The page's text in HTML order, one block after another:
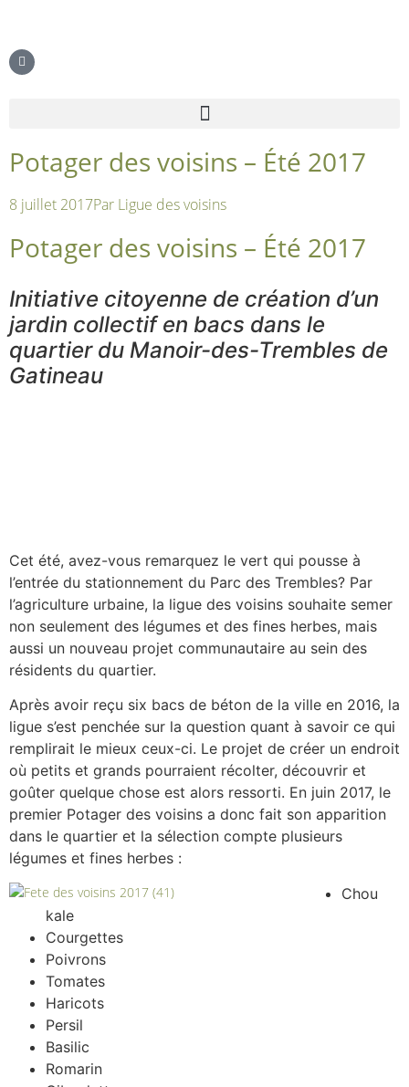
Potager des voisins – Été 2017
8 juillet 2017Par Ligue des voisins
Potager des voisins – Été 2017
Initiative citoyenne de création d’un
jardin collectif en bacs dans le
quartier du Manoir-des-Trembles de
Gatineau
Cet été, avez-vous remarquez le vert qui pousse à
l’entrée du stationnement du Parc des Trembles? Par
l’agriculture urbaine, la ligue des voisins souhaite semer
non seulement des légumes et des fines herbes, mais
aussi un nouveau projet communautaire au sein des
résidents du quartier.
Après avoir reçu six bacs de béton de la ville en 2016, la
ligue s’est penchée sur la question quant à savoir ce qui
remplirait le mieux ceux-ci. Le projet de créer un endroit
où petits et grands pourraient récolter, découvrir et
goûter quelque chose est alors ressorti. En juin 2017, le
premier Potager des voisins a donc fait son apparition
dans le quartier et la sélection compte plusieurs
légumes et fines herbes :
Chou
kale
Courgettes
Poivrons
Tomates
Haricots
Persil
Basilic
Romarin